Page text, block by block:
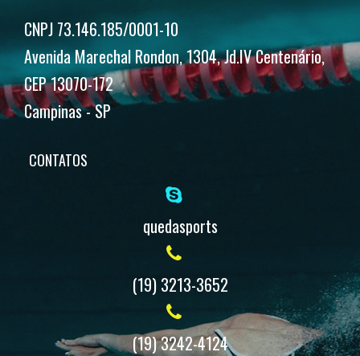
produto
CNPJ 73.146.185/0001-10
Avenida Marechal Rondon, 1304, Jd.IV Centenário,
CEP 13070-172
Campinas - SP
CONTATOS
quedasports
(19) 3213-3652
(19) 3242-4124